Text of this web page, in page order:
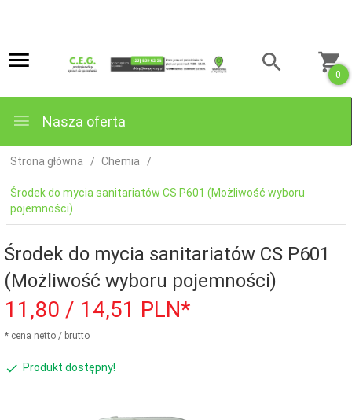
0
Nasza oferta
Strona główna Chemia
Środek do mycia sanitariatów CS P601 (Możliwość wyboru
pojemności)
Środek do mycia sanitariatów CS P601
(Możliwość wyboru pojemności)
11,80 / 14,51 PLN*
* cena netto / brutto
Produkt dostępny!